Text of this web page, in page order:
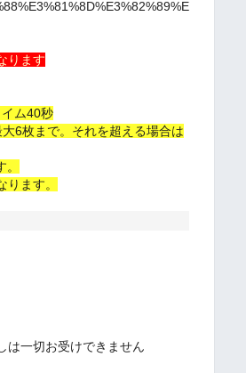
ります
ム40秒
6枚まで。それを超える場合は
ます。
は一切お受けできません